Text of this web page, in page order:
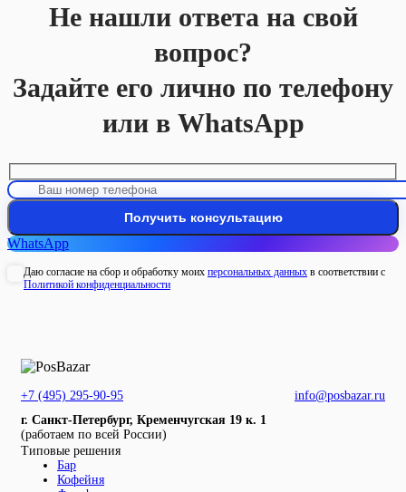
Не нашли ответа на свой
вопрос?
Задайте его лично по телефону
или в WhatsApp
WhatsApp
Даю согласие на сбор и обработку моих персональных данных в соответствии с
Политикой конфиденциальности
+7 (495) 295-90-95
info@posbazar.ru
г. Санкт-Петербург, Кременчугская 19 к. 1
(работаем по всей России)
Типовые решения
Бар
Кофейня